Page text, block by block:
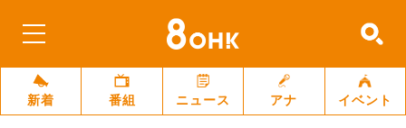
新着 番組 ニュース アナ イベント